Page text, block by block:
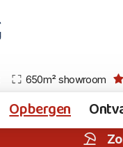
650m² showroom
Opbergen